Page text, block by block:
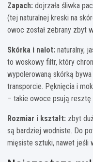
Zapach: dojrzała śliwka
(tej naturalnej kreski na
owoc został zebrany zbyt
Skórka i nalot: naturalny,
to woskowy filtr, który
wypolerowaną skórką
transporcie. Pęknięcia i
– takie owoce psują resztę
Rozmiar i kształt: zbyt
są bardziej wodniste. Do
mięsiste sztuki, nawet jeśli